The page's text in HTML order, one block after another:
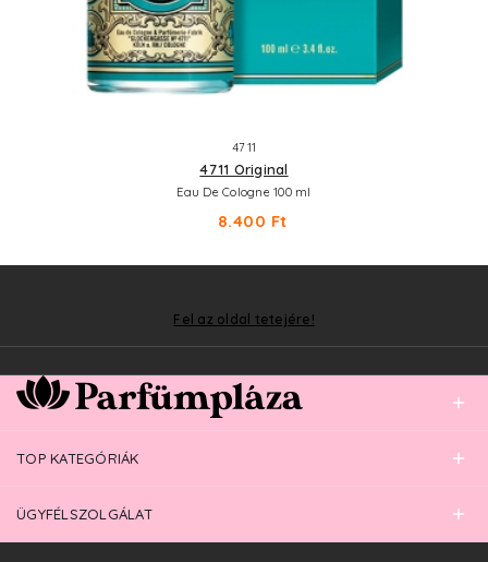
4711
4711 Original
Eau De Cologne 100 ml
8.400 Ft
Fel az oldal tetejére!
TOP KATEGÓRIÁK
ÜGYFÉLSZOLGÁLAT